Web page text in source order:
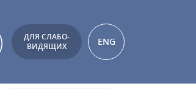
ДЛЯ СЛАБО-
ВИДЯЩИХ
ENG